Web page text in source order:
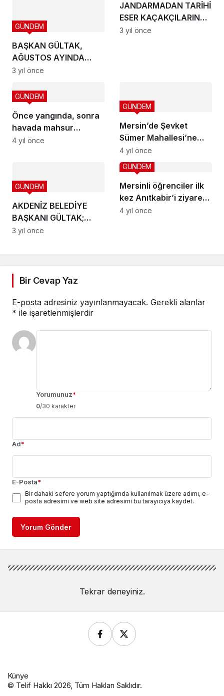
BAŞKAN GÜLTAK,
AĞUSTOS AYINDA
DOĞUM GÜNÜ OLAN
YAPTI
GÜNDEM
3 yıl önce
JANDARMADAN TARİHİ
ESER KAÇAKÇILARINA
OPERASYON
3 yıl önce
Önce yangında, sonra
havada mahsur
kaldılar!
GÜNDEM
4 yıl önce
Mersin’de Şevket
Sümer Mahallesi’ne
banka şubesi açılacak
GÜNDEM
4 yıl önce
AKDENİZ BELEDİYE
BAŞKANI GÜLTAK;
“BÜYÜK ZAFERİMİZİN
GÜNDEM
3 yıl önce
Mersinli öğrenciler ilk
kez Anıtkabir’i ziyaret
etti
GÜNDEM
4 yıl önce
Bir Cevap Yaz
E-posta adresiniz yayınlanmayacak. Gerekli alanlar
* ile işaretlenmişlerdir
Yorumunuz*
0/30 karakter
Ad*
E-Posta*
Bir dahaki sefere yorum yaptığımda kullanılmak üzere adımı, e-
posta adresimi ve web site adresimi bu tarayıcıya kaydet.
Yorum Gönder
Tekrar deneyiniz.
Künye
© Telif Hakkı 2026, Tüm Hakları Saklıdır.